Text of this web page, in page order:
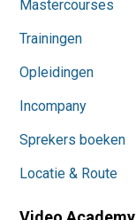
Mastercourses
Trainingen
Opleidingen
Incompany
Sprekers boeken
Locatie & Route